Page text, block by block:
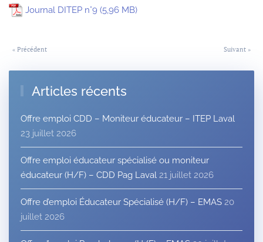
Journal DITEP n°9
« Précédent Suivant »
Articles récents
Offre emploi CDD – Moniteur éducateur – ITEP Laval
23 juillet 2026
Offre emploi éducateur spécialisé ou moniteur
éducateur (H/F) – CDD Pag Laval 21 juillet 2026
Offre d’emploi Éducateur Spécialisé (H/F) – EMAS 20
juillet 2026